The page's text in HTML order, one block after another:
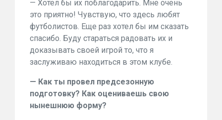
— Хотел бы их поблагодарить. Мне очень
это приятно! Чувствую, что здесь любят
футболистов. Еще раз хотел бы им сказать
спасибо. Буду стараться радовать их и
доказывать своей игрой то, что я
заслуживаю находиться в этом клубе.
— Как ты провел предсезонную
подготовку? Как оцениваешь свою
нынешнюю форму?